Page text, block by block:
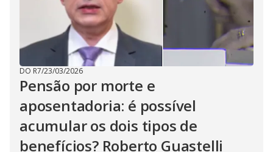
DO R7/23/03/2026
Pensão por morte e
aposentadoria: é possível
acumular os dois tipos de
benefícios? Roberto Guastelli